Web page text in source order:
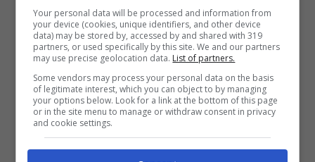
PUBBLICAZIONI RECENTI
cavallo mentre era ancora vivo, decisiva la
chiamata al 112
Svolta storica per chi viaggia con il cane: dal 3
agosto Ita Airways farà salire in cabina anche
Your personal data will be processed and information from
your device (cookies, unique identifiers, and other device
data) may be stored by, accessed by and shared with 319
partners, or used specifically by this site. We and our partners
may use precise geolocation data. List of partners.
Some vendors may process your personal data on the basis
of legitimate interest, which you can object to by managing
your options below. Look for a link at the bottom of this page
or in the site menu to manage or withdraw consent in privacy
and cookie settings.